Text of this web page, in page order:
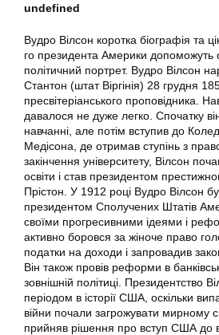
undefined
Вудро Вілсон коротка біографія та
го президента Америки допоможуть
політичний портрет. Вудро Вілсон
Стантон (штат Віргінія) 28 грудня
пресвітеріанського проповідника.
давалося не дуже легко. Спочатку
навчанні, але потім вступив до
Медісона, де отримав ступінь з
закінчення університету, Вілсон
освіти і став президентом
Прістон. У 1912 році Вудро Вілсон
президентом Сполучених Штатів
своїми прогресивними ідеями і
активно боровся за жіноче право
податки на доходи і запровадив
Він також провів реформи в
зовнішній політиці. Президентство
періодом в історії США, оскільки
війни почали загрожувати мирному
прийняв рішення про вступ США до